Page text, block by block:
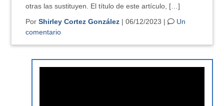
otras las sustituyen. El título de este artículo, […]
PorShirley Cortez González | 06/12/2023 |
Un
comentario